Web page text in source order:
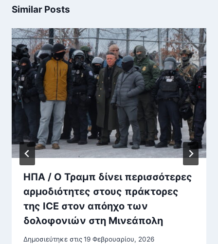
Similar Posts
ΗΠΑ / Ο Τραμπ δίνει περισσότερες
αρμοδιότητες στους πράκτορες
της ICE στον απόηχο των
δολοφονιών στη Μινεάπολη
Δημοσιεύτηκε στις19 Φεβρουαρίου, 2026